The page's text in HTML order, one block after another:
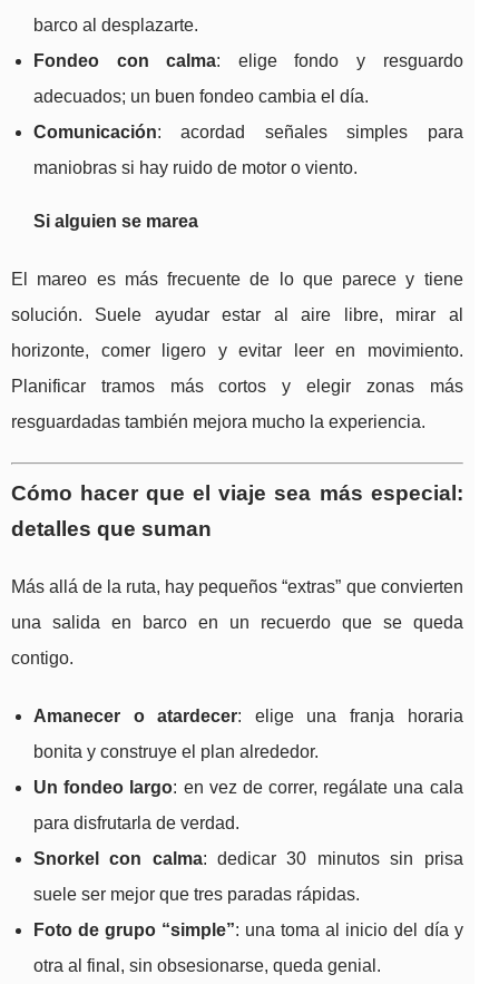
barco al desplazarte.
Fondeo con calma: elige fondo y resguardo
adecuados; un buen fondeo cambia el día.
Comunicación: acordad señales simples para
maniobras si hay ruido de motor o viento.
Si alguien se marea
El mareo es más frecuente de lo que parece y tiene
solución. Suele ayudar estar al aire libre, mirar al
horizonte, comer ligero y evitar leer en movimiento.
Planificar tramos más cortos y elegir zonas más
resguardadas también mejora mucho la experiencia.
Cómo hacer que el viaje sea más especial:
detalles que suman
Más allá de la ruta, hay pequeños “extras” que convierten
una salida en barco en un recuerdo que se queda
contigo.
Amanecer o atardecer: elige una franja horaria
bonita y construye el plan alrededor.
Un fondeo largo: en vez de correr, regálate una cala
para disfrutarla de verdad.
Snorkel con calma: dedicar 30 minutos sin prisa
suele ser mejor que tres paradas rápidas.
Foto de grupo “simple”: una toma al inicio del día y
otra al final, sin obsesionarse, queda genial.